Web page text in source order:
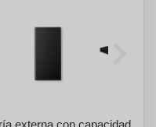
externa con capacidad